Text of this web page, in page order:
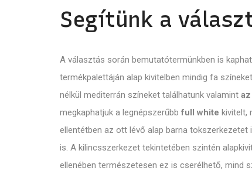
Segítünk a
A választás során bemutatótermünkben is
termékpalettáján alap kivitelben mindig fa
nélkül mediterrán színeket találhatunk valamint
megkaphatjuk a legnépszerűbbfull white kivitelt,
ellentétben az ott lévő alap barna
is. A kilincsszerkezet tekintetében szintén
ellenében természetesen ez is cserélhető, mind